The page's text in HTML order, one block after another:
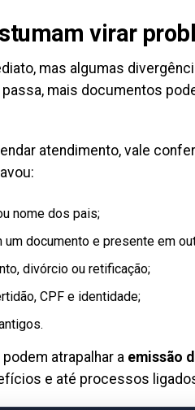
virar
mas algumas
mais documentos
atendimento, vale
nome dos pais;
documento e presente em
divórcio ou retificação;
CPF e identidade;
atrapalhar a emissão
e até processos